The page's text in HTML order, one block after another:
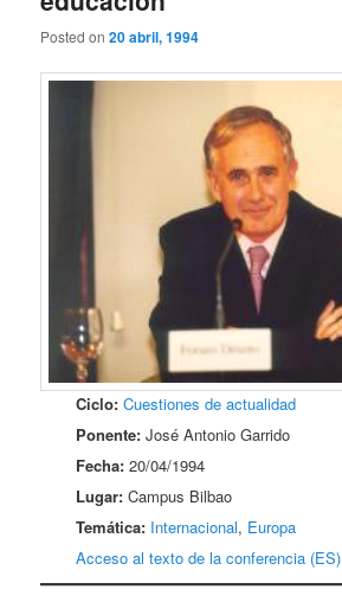
Posted on20 abril, 1994
Ciclo: Cuestiones de actualidad
Ponente: José Antonio Garrido
Fecha: 20/04/1994
Lugar: Campus Bilbao
Temática: Internacional, Europa
Acceso al texto de la conferencia (ES)